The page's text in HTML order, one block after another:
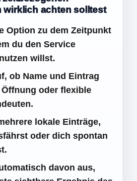
wirklich achten solltest
Option zu dem Zeitpunkt
du den Service
willst.
ob Name und Eintrag
oder flexible
lokale Einträge,
oder dich spontan
davon aus,